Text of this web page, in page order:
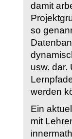
damit
so
usw. dar.
werden
Ein
mit